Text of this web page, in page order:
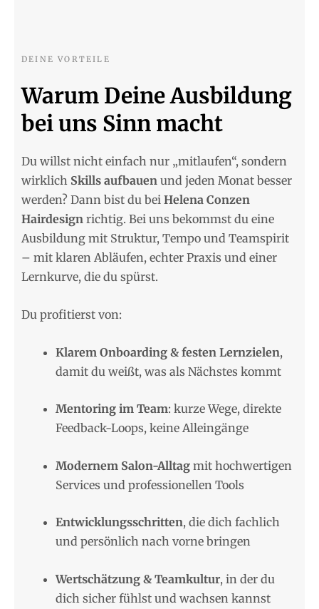
DEINE VORTEILE
Warum Deine Ausbildung
bei uns Sinn macht
Du willst nicht einfach nur „mitlaufen“, sondern
wirklich Skills aufbauen und jeden Monat besser
werden? Dann bist du bei Helena Conzen
Hairdesign richtig. Bei uns bekommst du eine
Ausbildung mit Struktur, Tempo und Teamspirit
– mit klaren Abläufen, echter Praxis und einer
Lernkurve, die du spürst.
Du profitierst von:
Klarem Onboarding & festen Lernzielen,
damit du weißt, was als Nächstes kommt
Mentoring im Team: kurze Wege, direkte
Feedback-Loops, keine Alleingänge
Modernem Salon-Alltag mit hochwertigen
Services und professionellen Tools
Entwicklungsschritten, die dich fachlich
und persönlich nach vorne bringen
Wertschätzung & Teamkultur, in der du
dich sicher fühlst und wachsen kannst